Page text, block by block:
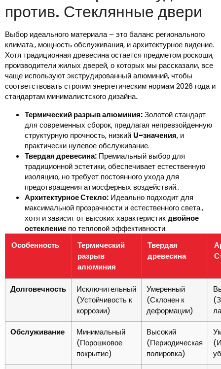
против. Стеклянные двери
Выбор идеального материала – это баланс регионального
климата., мощность обслуживания, и архитектурное видение.
Хотя традиционная древесина остается предметом роскоши,
производители жилых дверей, о которых мы рассказали, все
чаще используют экструдированный алюминий, чтобы
соответствовать строгим энергетическим нормам 2026 года и
стандартам минималистского дизайна..
Термический разрыв алюминия:Золотой стандарт
для современных сборок, предлагая непревзойденную
структурную прочность, низкий U-значения, и
практически нулевое обслуживание.
Твердая древесина: Премиальный выбор для
традиционной эстетики, обеспечивает естественную
изоляцию, но требует постоянного ухода для
предотвращения атмосферных воздействий..
Архитектурное Стекло: Идеально подходит для
максимальной прозрачности и естественного света.,
хотя и зависит от высоких характеристикдвойное
остекление по тепловой эффективности.
Особенность
Термический
разрыв
алюминия
Твердая
древесина
Долговечность
Исключительный
(Устойчивость к
коррозии)
Умеренный
(Склонен к
деформации)
Обслуживание
Минимальный
(Порошковое
покрытие)
Высокий
(Периодическая
полировка)